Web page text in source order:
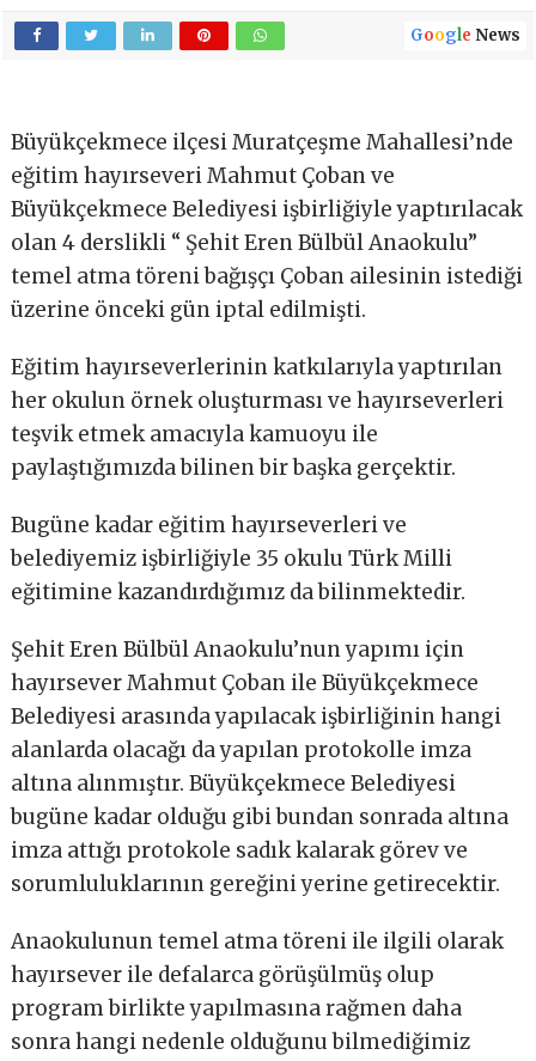
Google News
Büyükçekmece ilçesi Muratçeşme Mahallesi’nde
eğitim hayırseveri Mahmut Çoban ve
Büyükçekmece Belediyesi işbirliğiyle yaptırılacak
olan 4 derslikli “ Şehit Eren Bülbül Anaokulu”
temel atma töreni bağışçı Çoban ailesinin istediği
üzerine önceki gün iptal edilmişti.
Eğitim hayırseverlerinin katkılarıyla yaptırılan
her okulun örnek oluşturması ve hayırseverleri
teşvik etmek amacıyla kamuoyu ile
paylaştığımızda bilinen bir başka gerçektir.
Bugüne kadar eğitim hayırseverleri ve
belediyemiz işbirliğiyle 35 okulu Türk Milli
eğitimine kazandırdığımız da bilinmektedir.
Şehit Eren Bülbül Anaokulu’nun yapımı için
hayırsever Mahmut Çoban ile Büyükçekmece
Belediyesi arasında yapılacak işbirliğinin hangi
alanlarda olacağı da yapılan protokolle imza
altına alınmıştır. Büyükçekmece Belediyesi
bugüne kadar olduğu gibi bundan sonrada altına
imza attığı protokole sadık kalarak görev ve
sorumluluklarının gereğini yerine getirecektir.
Anaokulunun temel atma töreni ile ilgili olarak
hayırsever ile defalarca görüşülmüş olup
program birlikte yapılmasına rağmen daha
sonra hangi nedenle olduğunu bilmediğimiz